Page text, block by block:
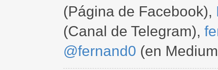
(Página de Facebook),
(Canal de Telegram),
@fernand0 (en